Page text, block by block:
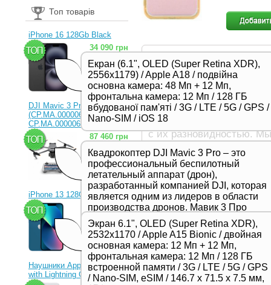
Топ товарів
iPhone 16 128Gb Black
Екран (6.1", OLED (Super Retina XDR),
2556x1179) / Apple A18 / подвійна
основна камера: 48 Мп + 12 Мп,
фронтальна камера: 12 Мп / 128 ГБ
вбудованої пам'яті / 3G / LTE / 5G / GPS /
Nano-SIM / iOS 18
34 090 грн
DJI Mavic 3 Pro (RC)
(CP.MA.00000654.01,
CP.MA.00000656.01)
Квадрокоптер DJI Mavic 3 Pro – это
профессиональный беспилотный
летательный аппарат (дрон),
разработанный компанией DJI, которая
является одним из лидеров в области
производства дронов. Мавик 3 Про
представляет собой новейшую модель
в серии Mavic и отличается высоким
качеством съемки, продвинутыми
функциями и улучшенной
производительностью,
предназначенной для
87 460 грн
iPhone 13 128Gb Blue
Экран 6.1", OLED (Super Retina XDR),
2532x1170 / Apple A15 Bionic / двойная
основная камера: 12 Мп + 12 Мп,
фронтальная камера: 12 Мп / 128 ГБ
встроенной памяти / 3G / LTE / 5G / GPS
/ Nano-SIM, eSIM / 146.7 х 71.5 х 7.5 мм,
23 330 грн
Наушники Apple EarPods
with Lightning Connector
устройство покрылось
стоит рассмотреть
защитить ваш гаджет от
Чехлы в нашем
Перед тем, как купить
с их разновидностью.
телефонов:
чехол книжка;
бампер;
силиконовый чехол.
У каждого из них есть
покупкой.
Силиконовый чехол
боковые панели
гасит удары малой силы
стола (только в том
для смартфона или
появления царапин на